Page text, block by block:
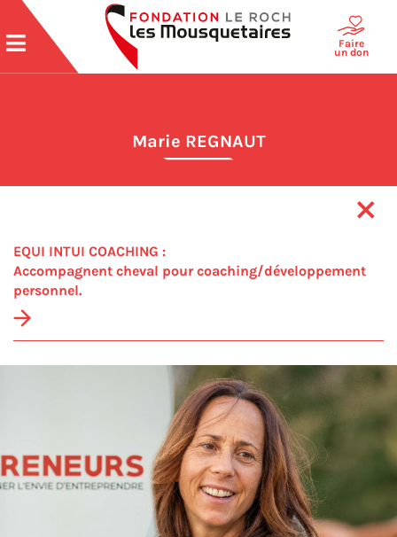
Faire
un don
Marie REGNAUT
EQUI INTUI COACHING :
Accompagnent cheval pour coaching/développement
personnel.